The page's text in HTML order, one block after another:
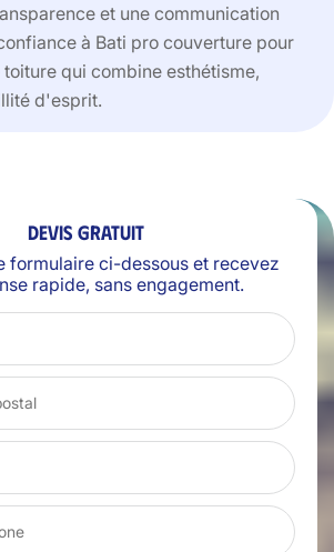
et une communication
à Bati pro couverture pour
qui combine esthétisme,
d'esprit.
Devis gratuit
formulaire ci-dessous et recevez
rapide, sans engagement.